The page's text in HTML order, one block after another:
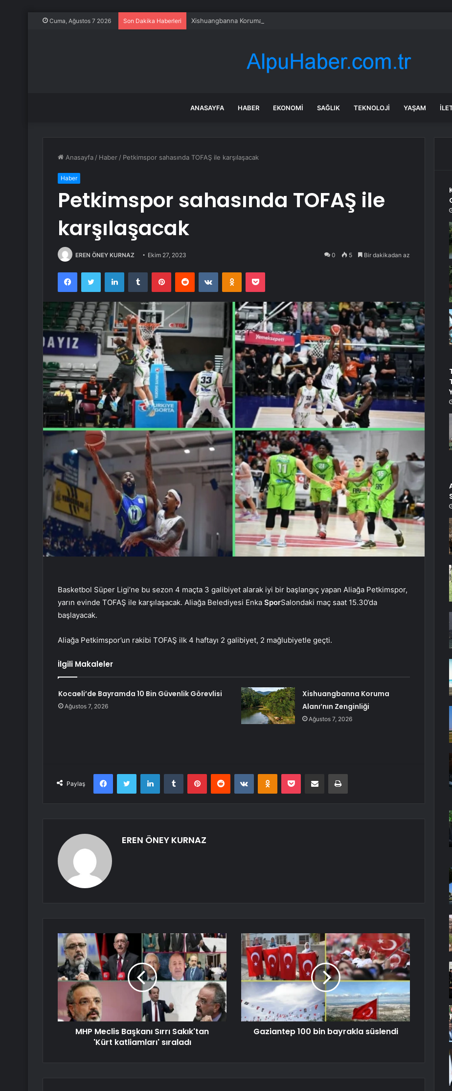
Cuma, Ağustos 7 2026 Son Dakika Haberleri Xishuangbanna Koruma Alanı’nın Zenginliği
ANASAYFA HABER EKONOMI SAĞLIK TEKNOLOJI YAŞAM
Anasayfa / Haber / Petkimspor sahasında TOFAŞ ile karşılaşacak
Haber
Petkimspor sahasında TOFAŞ ile
karşılaşacak
EREN ÖNEY KURNAZ Ekim 27, 2023 0 5 Bir dakikadan az
FacebookTwitter LinkedInTumblr PinterestReddit VKontakteOdnoklassniki
Pocket
Basketbol Süper Ligi’ne bu sezon 4 maçta 3 galibiyet alarak iyi bir başlangıç ​​yapan Aliağa Petkimspor,
yarın evinde TOFAŞ ile karşılaşacak. Aliağa Belediyesi Enka SporSalondaki maç saat 15.30’da
başlayacak.
Aliağa Petkimspor’un rakibi TOFAŞ ilk 4 haftayı 2 galibiyet, 2 mağlubiyetle geçti.
İlgili Makaleler
Kocaeli’de Bayramda 10 Bin Güvenlik Görevlisi
Ağustos 7, 2026
Xishuangbanna Koruma
Alanı’nın Zenginliği
Ağustos 7, 2026
Paylaş
FacebookTwitter LinkedInTumblr PinterestReddit VKontakteOdnoklassniki
Pocket E-Posta ile paylaş Yazdır
EREN ÖNEY KURNAZ
MHP Meclis Başkanı Sırrı Sakık'tan
'Kürt katliamları' sıraladı
Gaziantep 100 bin bayrakla süslendi